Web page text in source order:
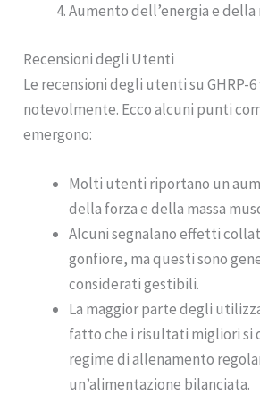
Aumento dell’energia e della
Recensioni degli Utenti
Le recensioni degli utenti su GHRP-6
notevolmente. Ecco alcuni punti
emergono:
Molti utenti riportano un
della forza e della massa
Alcuni segnalano effetti
gonfiore, ma questi sono
considerati gestibili.
La maggior parte degli
fatto che i risultati migliori si
regime di allenamento
un’alimentazione bilanciata.